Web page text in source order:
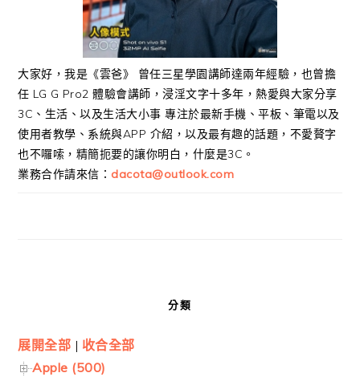
大家好，我是《雲爸》 曾任三星學園講師達兩年經驗，也曾擔
任 LG G Pro2 體驗會講師，浸淫文字十多年，熱愛與大家分享
3C、生活、以及生活大小事 專注於最新手機、平板、筆電以及
使用者教學、系統與APP 介紹，以及最有趣的話題，不愛贅字
也不囉嗦，精簡扼要的讓你明白，什麼是3C。
業務合作請來信： dacota@outlook.com
分類
展開全部 | 收合全部
Apple (500)